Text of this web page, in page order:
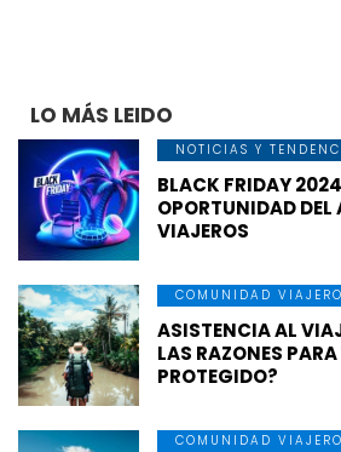
LO MÁS LEIDO
NOTICIAS Y
BLACK FRIDAY
OPORTUNIDAD DEL
VIAJEROS
COMUNIDAD
ASISTENCIA AL
LAS RAZONES
PROTEGIDO?
COMUNIDAD